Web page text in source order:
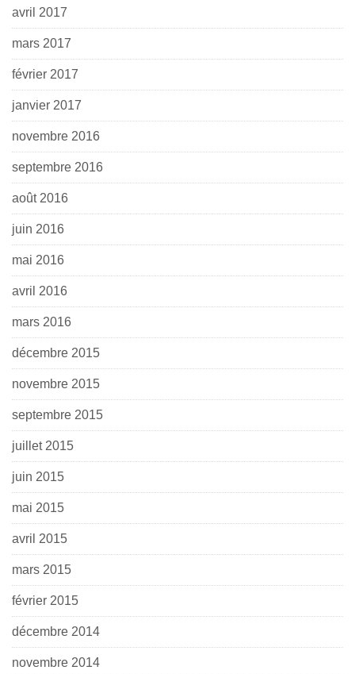
avril 2017
mars 2017
février 2017
janvier 2017
novembre 2016
septembre 2016
août 2016
juin 2016
mai 2016
avril 2016
mars 2016
décembre 2015
novembre 2015
septembre 2015
juillet 2015
juin 2015
mai 2015
avril 2015
mars 2015
février 2015
décembre 2014
novembre 2014